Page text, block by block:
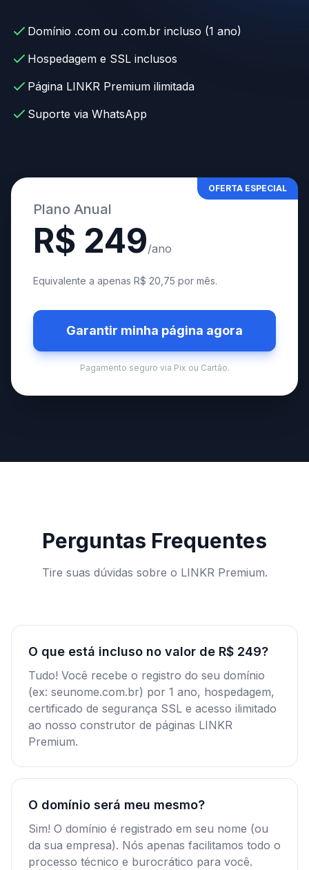
Domínio .com ou .com.br incluso (1 ano)
Hospedagem e SSL inclusos
Página LINKR Premium ilimitada
Suporte via WhatsApp
OFERTA ESPECIAL
Plano Anual
R$ 249/ano
Equivalente a apenas R$ 20,75 por mês.
Garantir minha página agora
Pagamento seguro via Pix ou Cartão.
Perguntas Frequentes
Tire suas dúvidas sobre o LINKR Premium.
O que está incluso no valor de R$ 249?
Tudo! Você recebe o registro do seu domínio
(ex: seunome.com.br) por 1 ano, hospedagem,
certificado de segurança SSL e acesso ilimitado
ao nosso construtor de páginas LINKR
Premium.
O domínio será meu mesmo?
Sim! O domínio é registrado em seu nome (ou
da sua empresa). Nós apenas facilitamos todo o
processo técnico e burocrático para você.